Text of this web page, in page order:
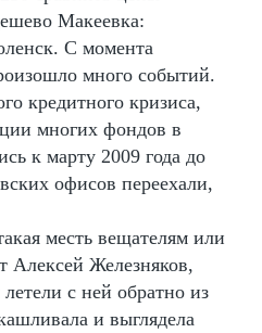
Макеевка:
С момента
много событий.
кредитного кризиса,
многих фондов в
к марту 2009 года до
офисов переехали,
месть вещателям или
Алексей Железняков,
с ней обратно из
и выглядела